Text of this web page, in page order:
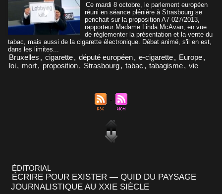
Ce mardi 8 octobre, le parlement européen
réuni en séance plénière à Strasbourg se
penchait sur la proposition A7-027/2013,
rapporteur Madame Linda McAvan, en vue
de réglementer la présentation et la vente du
tabac, mais aussi de la cigarette électronique. Débat animé, s'il en est,
dans les limites...
Bruxelles , cigarette, député européen, e-cigarette, Europe,
loi, mort, proposition, Strasbourg, tabac , tabagisme, vie
ÉDITORIAL
ÉCRIRE POUR EXISTER — QUID DU PAYSAGE
JOURNALISTIQUE AU XXIE SIÈCLE